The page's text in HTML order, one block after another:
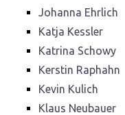
Johanna Ehrlich
Katja Kessler
Katrina Schowy
Kerstin Raphahn
Kevin Kulich
Klaus Neubauer